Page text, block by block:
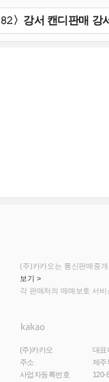
(주)카카오는 통신판매중
보기 >
각 판매처의 매매보호 서
(주)카카오
대표
주소
제주
사업자등록번호
120-